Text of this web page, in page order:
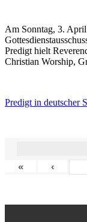
Am Sonntag, 3. April
Predigt hielt
Christian Worship,
Predigt in deutscher
« ‹